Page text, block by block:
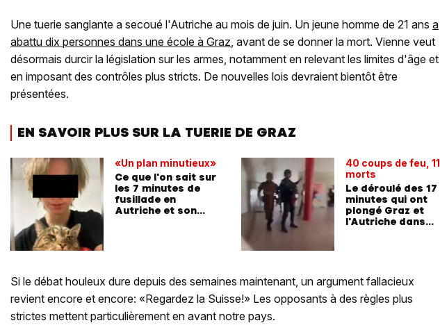
Une tuerie sanglante a secoué l'Autriche au mois de juin. Un jeune homme de 21 ans a
abattu dix personnes dans une école à Graz, avant de se donner la mort. Vienne veut
désormais durcir la législation sur les armes, notamment en relevant les limites d'âge et
en imposant des contrôles plus stricts. De nouvelles lois devraient bientôt être
présentées.
EN SAVOIR PLUS SUR LA TUERIE DE GRAZ
«Un plan minutieux»
Ce que l'on sait sur
les 7 minutes de
fusillade en
Autriche et son
40 coups de feu, 11
morts
Le déroulé des 17
minutes qui ont
plongé Graz et
l'Autriche dans
Si le débat houleux dure depuis des semaines maintenant, un argument fallacieux
revient encore et encore: «Regardez la Suisse!» Les opposants à des règles plus
strictes mettent particulièrement en avant notre pays.